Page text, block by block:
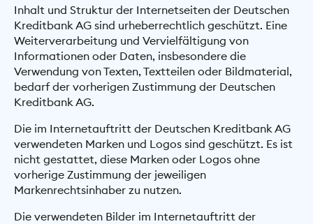
Inhalt und Struktur der Internetseiten der Deutschen
Kreditbank AG sind urheberrechtlich geschützt. Eine
Weiterverarbeitung und Vervielfältigung von
Informationen oder Daten, insbesondere die
Verwendung von Texten, Textteilen oder Bildmaterial,
bedarf der vorherigen Zustimmung der Deutschen
Kreditbank AG.
Die im Internetauftritt der Deutschen Kreditbank AG
verwendeten Marken und Logos sind geschützt. Es ist
nicht gestattet, diese Marken oder Logos ohne
vorherige Zustimmung der jeweiligen
Markenrechtsinhaber zu nutzen.
Die verwendeten Bilder im Internetauftritt der